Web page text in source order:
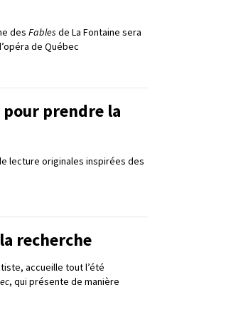
des Fables de La Fontaine sera
de Québec
prendre la
lecture originales inspirées des
recherche
accueille tout l’été
, qui présente de manière